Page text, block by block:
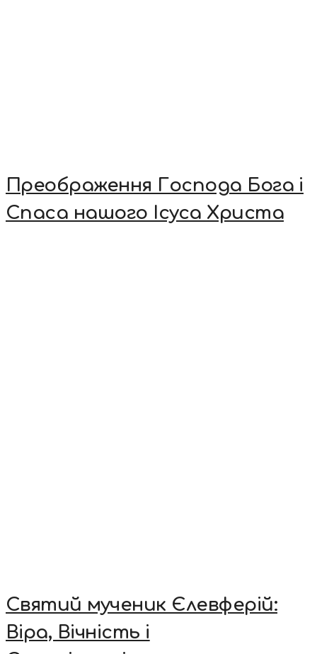
Преображення Господа Бога і
Спаса нашого Ісуса Христа
Святий мученик Єлевферій:
Віра, Вічність і